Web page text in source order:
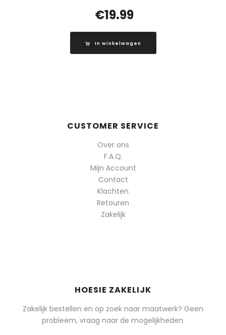
€19.99
In winkelwagen
CUSTOMER SERVICE
Over ons
F.A.Q.
Mijn Account
Contact
Klachten
Retouren
Zakelijk
HOESIE ZAKELIJK
Zakelijk bestellen en op zoek naar maatwerk? Geen
probleem, vraag naar de mogelijkheden.